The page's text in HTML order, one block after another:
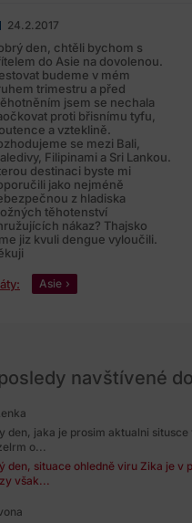
24.2.2017
den, chtěli bychom s
do Asie na dovolenou.
budeme v mém
trimestru a před
jsem se nechala
proti břisnímu tyfu,
a vzteklině.
se mezi Bali,
Filipinami a Sri Lankou.
destinaci byste mi
jako nejméně
z hladiska
těhotenství
nákaz? Thajsko
jiz kvuli dengue vyloučili.
Asie
navštívené
den, jaka je prosim aktualni
o...
den, situace ohledně viru Zika je v
však...